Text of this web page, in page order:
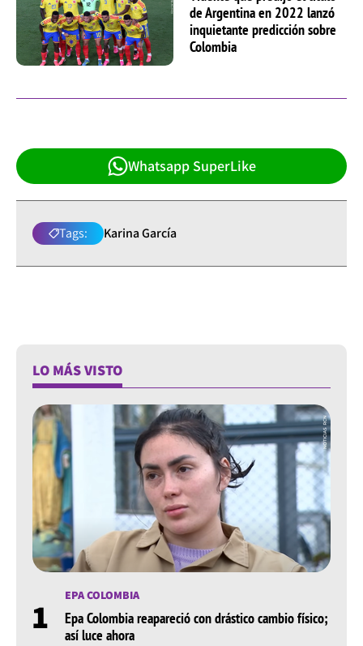
de Argentina en 2022 lanzó
inquietante predicción sobre
Colombia
Whatsapp SuperLike
Tags: Karina García
LO MÁS VISTO
1 EPA COLOMBIA
Epa Colombia reapareció con drástico cambio físico;
así luce ahora